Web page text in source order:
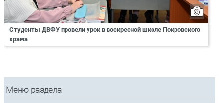
Студенты ДВФУ провели урок в воскресной школе Покровского
храма
Меню раздела